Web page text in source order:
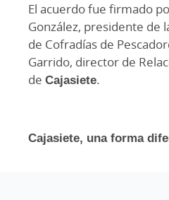
El acuerdo fue firmado
González, presidente de
de Cofradías de
Garrido, director de
de Cajasiete.
Cajasiete, una forma